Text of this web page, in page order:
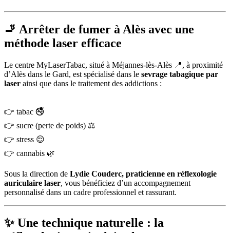
🚬 Arrêter de fumer à Alès avec une
méthode laser efficace
Le centre MyLaserTabac, situé à Méjannes-lès-Alès 📍, à proximité
d’Alès dans le Gard, est spécialisé dans le sevrage tabagique par
laser ainsi que dans le traitement des addictions :
👉 tabac 🚭
👉 sucre (perte de poids) ⚖️
👉 stress 😌
👉 cannabis 🌿
Sous la direction de Lydie Couderc, praticienne en réflexologie
auriculaire laser, vous bénéficiez d’un accompagnement
personnalisé dans un cadre professionnel et rassurant.
✨ Une technique naturelle : la